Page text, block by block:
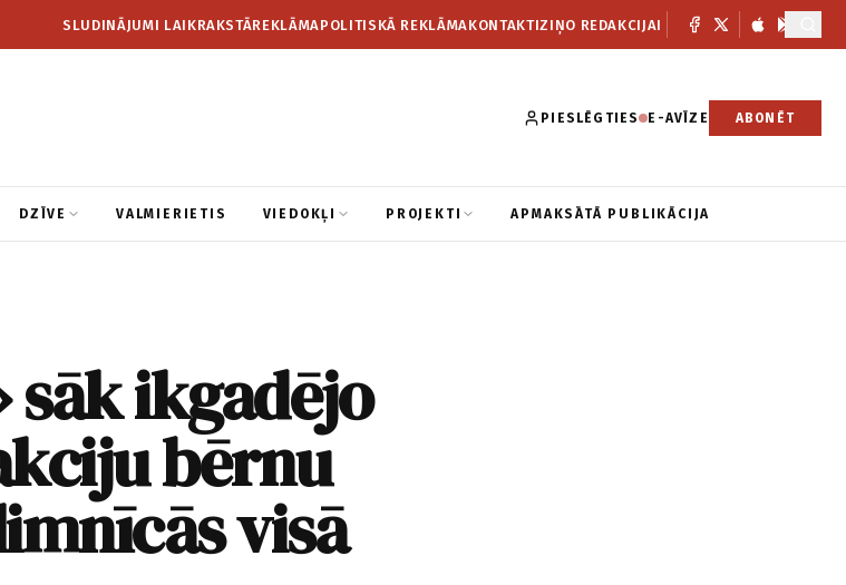
SLUDINĀJUMI LAIKRAKSTĀREKLĀMAPOLITISKĀ REKLĀMAKONTAKTIZIŅO REDAKCIJAI
PIESLĒGTIES E-AVĪZE ABONĒT
DZĪVE VALMIERIETIS VIEDOKĻI PROJEKTI APMAKSĀTĀ PUBLIKĀCIJA
sāk ikgadējo
bērnu
visā